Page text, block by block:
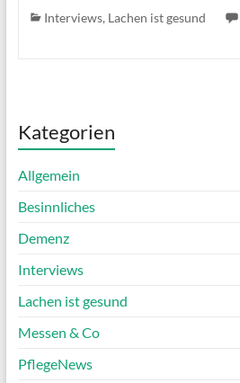
Interviews, Lachen ist gesund
Kategorien
Allgemein
Besinnliches
Demenz
Interviews
Lachen ist gesund
Messen & Co
PflegeNews